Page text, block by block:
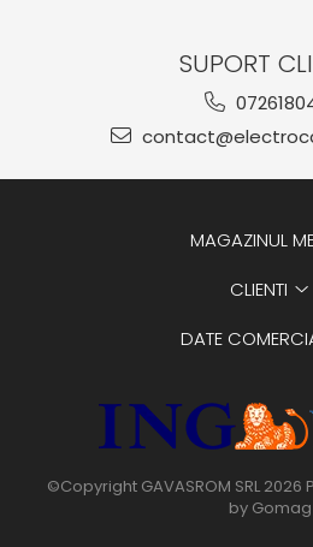
SUPORT
MAGAZINUL
CLIENTI
DATE
©Copyright GAVASROM SRL 2026
by Gomag